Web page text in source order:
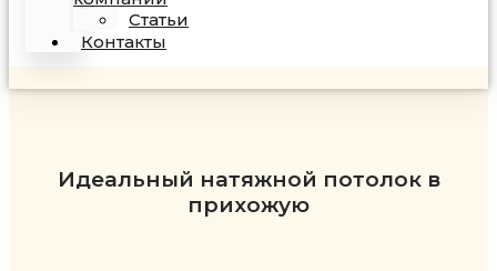
Статьи
Контакты
Идеальный натяжной потолок в
прихожую